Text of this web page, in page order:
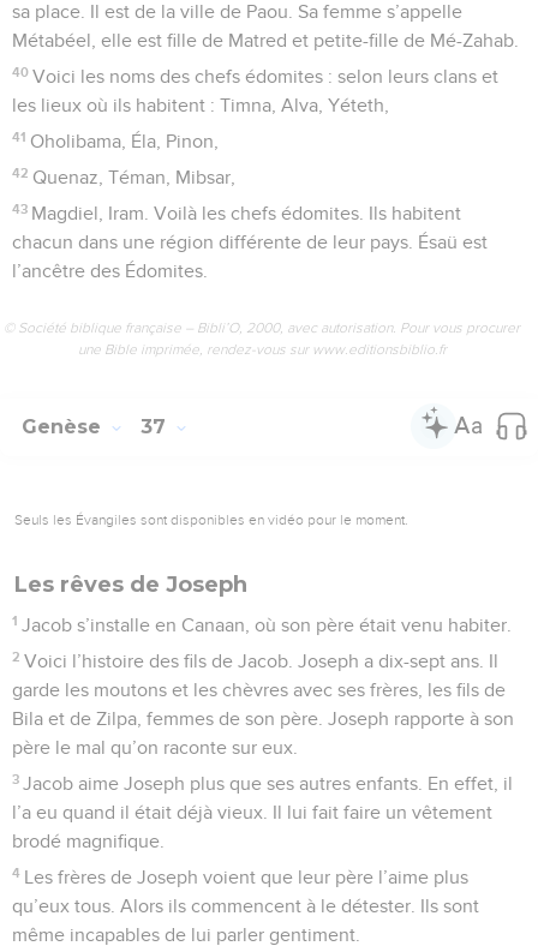
sa place. Il est de la ville de Paou. Sa femme s’appelle
Métabéel, elle est fille de Matred et petite-fille de Mé-Zahab.
40 Voici les noms des chefs édomites : selon leurs clans et
les lieux où ils habitent : Timna, Alva, Yéteth,
41 Oholibama, Éla, Pinon,
42 Quenaz, Téman, Mibsar,
43 Magdiel, Iram. Voilà les chefs édomites. Ils habitent
chacun dans une région différente de leur pays. Ésaü est
l’ancêtre des Édomites.
© Société biblique française – Bibli’O, 2000, avec autorisation. Pour vous procurer
une Bible imprimée, rendez-vous sur www.editionsbiblio.fr
Genèse 37
Seuls les Évangiles sont disponibles en vidéo pour le moment.
Les rêves de Joseph
1 Jacob s’installe en Canaan, où son père était venu habiter.
2 Voici l’histoire des fils de Jacob. Joseph a dix-sept ans. Il
garde les moutons et les chèvres avec ses frères, les fils de
Bila et de Zilpa, femmes de son père. Joseph rapporte à son
père le mal qu’on raconte sur eux.
3 Jacob aime Joseph plus que ses autres enfants. En effet, il
l’a eu quand il était déjà vieux. Il lui fait faire un vêtement
brodé magnifique.
4 Les frères de Joseph voient que leur père l’aime plus
qu’eux tous. Alors ils commencent à le détester. Ils sont
même incapables de lui parler gentiment.